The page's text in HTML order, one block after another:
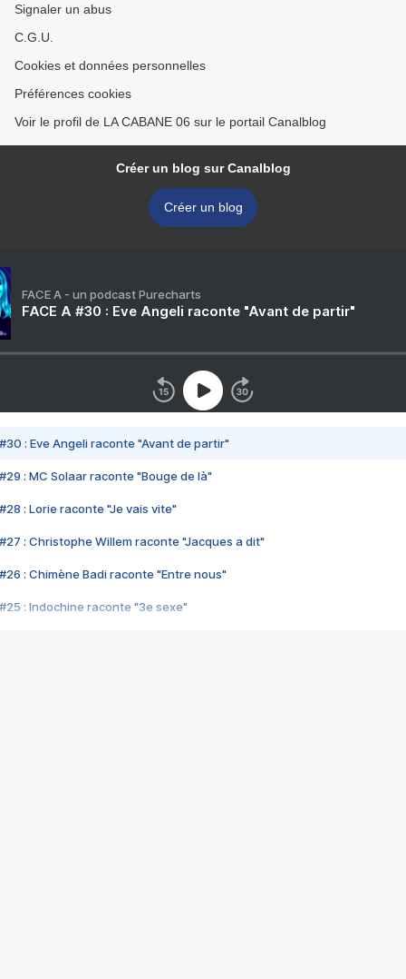
Signaler un abus
C.G.U.
Cookies et données personnelles
Préférences cookies
Voir le profil de LA CABANE 06 sur le portail Canalblog
Créer un blog sur Canalblog
Créer un blog
FACE A - un podcast Purecharts
FACE A #30 : Eve Angeli raconte "Avant de partir"
#30 : Eve Angeli raconte "Avant de partir"
#29 : MC Solaar raconte "Bouge de là"
#28 : Lorie raconte "Je vais vite"
#27 : Christophe Willem raconte "Jacques a dit"
#26 : Chimène Badi raconte "Entre nous"
#25 : Indochine raconte "3e sexe"